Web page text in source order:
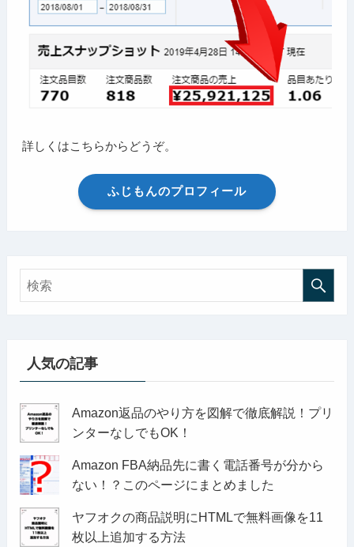
詳しくはこちらからどうぞ。
ふじもんのプロフィール
人気の記事
Amazon返品のやり方を図解で徹底解説！プリ
ンターなしでもOK！
Amazon FBA納品先に書く電話番号が分から
ない！？このページにまとめました
ヤフオクの商品説明にHTMLで無料画像を11
枚以上追加する方法